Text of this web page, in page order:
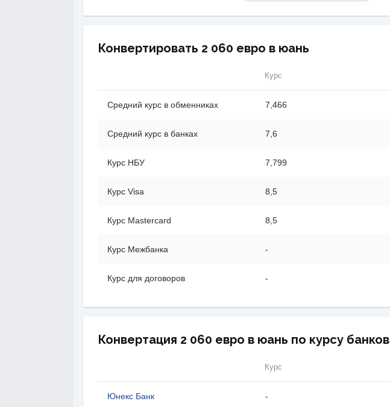
Конвертировать 2 060 евро в юань
Курс
Средний курс в обменниках 7,466
Средний курс в банках 7,6
Курс НБУ 7,799
Курс Visa 8,5
Курс Mastercard 8,5
Курс Межбанка -
Курс для договоров -
Конвертация 2 060 евро в юань по курсу банков
Курс
Юнекс Банк -